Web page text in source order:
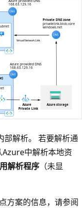
部解析。 若要解析通
中解析本地资
解析程序 （未显
方案的信息，请参阅